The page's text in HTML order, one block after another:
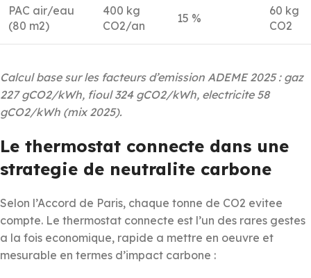
PAC air/eau
(80 m2)
400 kg
CO2/an
15 %
60 kg
CO2
Calcul base sur les facteurs d’emission ADEME 2025 : gaz
227 gCO2/kWh, fioul 324 gCO2/kWh, electricite 58
gCO2/kWh (mix 2025).
Le thermostat connecte dans une
strategie de neutralite carbone
Selon l’Accord de Paris, chaque tonne de CO2 evitee
compte. Le thermostat connecte est l’un des rares gestes
a la fois economique, rapide a mettre en oeuvre et
mesurable en termes d’impact carbone :